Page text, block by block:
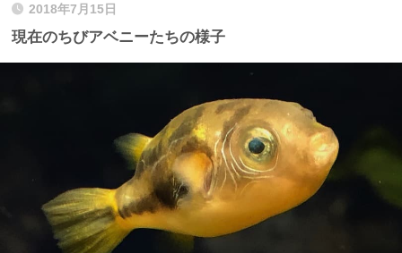
2018年7月15日
現在のちびアベニーたちの様子